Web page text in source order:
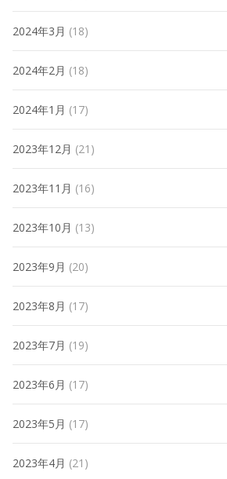
2024年3月 (18)
2024年2月 (18)
2024年1月 (17)
2023年12月 (21)
2023年11月 (16)
2023年10月 (13)
2023年9月 (20)
2023年8月 (17)
2023年7月 (19)
2023年6月 (17)
2023年5月 (17)
2023年4月 (21)